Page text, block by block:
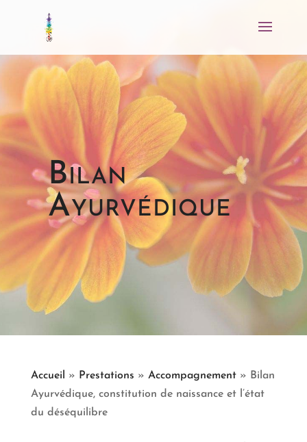
Bilan
Ayurvédique
Accueil » Prestations » Accompagnement» Bilan
Ayurvédique, constitution de naissance et l’état
du déséquilibre